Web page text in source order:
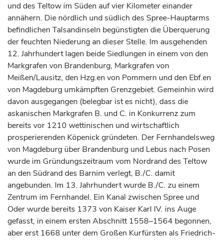
und des Teltow im Süden auf vier Kilometer einander
annähern. Die nördlich und südlich des Spree-Hauptarms
befindlichen Talsandinseln begünstigten die Überquerung
der feuchten Niederung an dieser Stelle. Im ausgehenden
12. Jahrhundertlagen beide Siedlungen in einem von den
Markgrafen von Brandenburg, Markgrafen von
Meißen/Lausitz, den Hzg.en von Pommern und den Ebf.en
von Magdeburg umkämpften Grenzgebiet. Gemeinhin wird
davon ausgegangen (belegbar ist es nicht), dass die
askanischen Markgrafen B. und C. in Konkurrenz zum
bereits vor 1210 wettinischen und wirtschaftlich
prosperierenden Köpenick gründeten. Der Fernhandelsweg
von Magdeburg über Brandenburg und Lebus nach Posen
wurde im Gründungszeitraum vom Nordrand des Teltow
an den Südrand des Barnim verlegt, B./C. damit
angebunden. Im 13. Jahrhundertwurde B./C. zu einem
Zentrum im Fernhandel. Ein Kanal zwischen Spree und
Oder wurde bereits 1373 von Kaiser Karl IV. ins Auge
gefasst, in einem ersten Abschnitt 1558–1564 begonnen,
aber erst 1668 unter dem Großen Kurfürsten als Friedrich-